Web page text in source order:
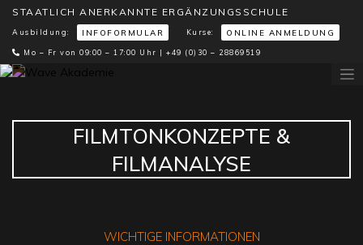
STAATLICH ANERKANNTE ERGÄNZUNGSSCHULE
Ausbildung: INFOFORMULAR Kurse: ONLINE ANMELDUNG
Mo – Fr von 09:00 – 17:00 Uhr | +49 (0)30 – 28869519
FILMTONKONZEPTE &
FILMANALYSE
WICHTIGE INFORMATIONEN